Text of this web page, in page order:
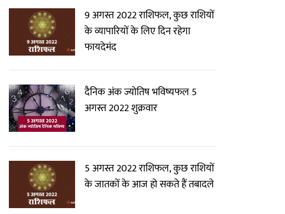
9 अगस्त 2022 राशिफल, कुछ राशियों
के व्यापारियों के लिए दिन रहेगा
फायदेमंद
दैनिक अंक ज्योतिष भविष्यफल 5
अगस्त 2022 शुक्रवार
5 अगस्त 2022 राशिफल, कुछ राशियों
के जातकों के आज हो सकते हैं तबादले